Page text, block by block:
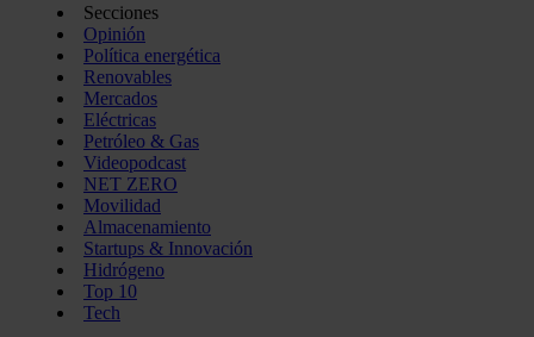
Secciones
Opinión
Política energética
Renovables
Mercados
Eléctricas
Petróleo & Gas
Videopodcast
NET ZERO
Movilidad
Almacenamiento
Startups & Innovación
Hidrógeno
Top 10
Tech